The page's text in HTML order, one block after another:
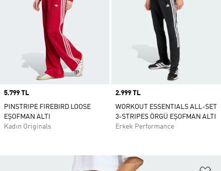
Price
5.799 TL
PINSTRIPE FIREBIRD LOOSE
EŞOFMAN ALTI
Kadın Originals
Price
2.999 TL
WORKOUT ESSENTIALS ALL-SET
3-STRIPES ÖRGÜ EŞOFMAN ALTI
Erkek Performance